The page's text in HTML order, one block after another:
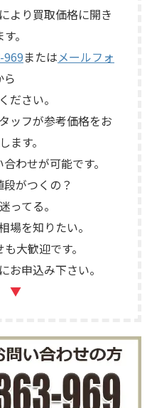
態、ユニットの状態、エッグ
シェル型エンクロージャー、角
度調整機構、スピーカー端
子、外観コンディション、保護
ネットやキャップなど付属品
の有無を確認しながら査定い
たしました。 買取商品：
ECLIPSE / イクリプス 型番：
TD510MK2 カテゴリ ...
より買取価格に開き
。
969またはメールフォ
ら
ださい。
ッフが参考価格をお
ます。
わせが可能です。
がつくの？
ってる。
場を知りたい。
大歓迎です。
お申込み下さい。
▼